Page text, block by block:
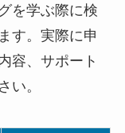
を学ぶ際に検
す。実際に申
容、サポート
い。